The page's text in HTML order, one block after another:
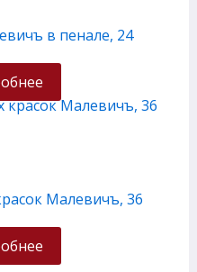
в пенале, 24
Малевичъ, 36